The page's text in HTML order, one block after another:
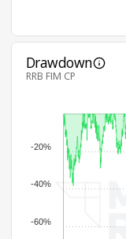
Drawdown
RRB FIM CP
-60%
-40%
-20%